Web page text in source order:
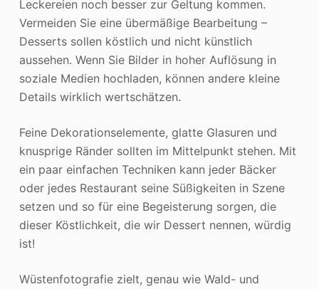
Leckereien noch besser zur Geltung kommen.
Vermeiden Sie eine übermäßige Bearbeitung –
Desserts sollen köstlich und nicht künstlich
aussehen. Wenn Sie Bilder in hoher Auflösung in
soziale Medien hochladen, können andere kleine
Details wirklich wertschätzen.
Feine Dekorationselemente, glatte Glasuren und
knusprige Ränder sollten im Mittelpunkt stehen. Mit
ein paar einfachen Techniken kann jeder Bäcker
oder jedes Restaurant seine Süßigkeiten in Szene
setzen und so für eine Begeisterung sorgen, die
dieser Köstlichkeit, die wir Dessert nennen, würdig
ist!
Wüstenfotografie zielt, genau wie Wald- und